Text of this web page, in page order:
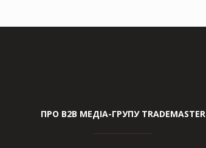
ПРО В2В МЕДІА-ГРУПУ TRADEMASTER